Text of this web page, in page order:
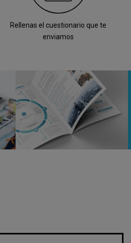
Rellenas el cuestionario que te
enviamos